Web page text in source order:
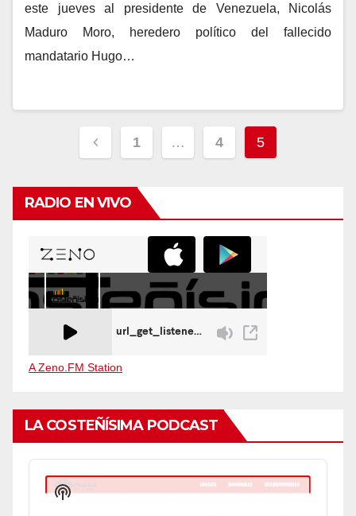
este jueves al presidente de Venezuela, Nicolás
Maduro Moro, heredero político del fallecido
mandatario Hugo…
Navegación
entradas
1 … 4 5
RADIO EN VIVO
A Zeno.FM Station
LA COSTEÑÍSIMA PODCAST
Audio
Player
Show